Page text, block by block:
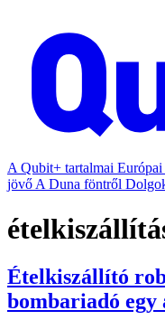
A Qubit+ tartalmai
jövő A Duna föntről
Ételkiszállító
bombariadó egy